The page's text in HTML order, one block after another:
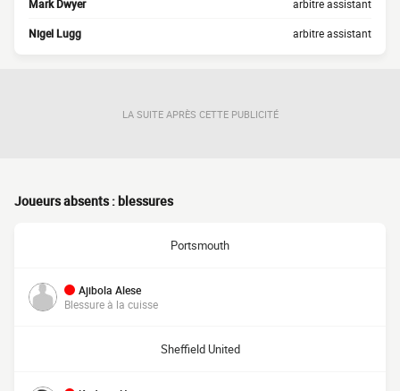
Mark Dwyer arbitre assistant
Nigel Lugg arbitre assistant
LA SUITE APRÈS CETTE PUBLICITÉ
Joueurs absents : blessures
Portsmouth
Ajibola Alese
Blessure à la cuisse
Sheffield United